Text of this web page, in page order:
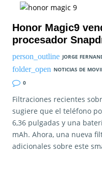
Honor Magic9
procesador
JORGE
NOTICIAS DE
0
Filtraciones recientes
sugiere que el teléfono
6,36 pulgadas y una
mAh. Ahora, una nueva
adicionales sobre este